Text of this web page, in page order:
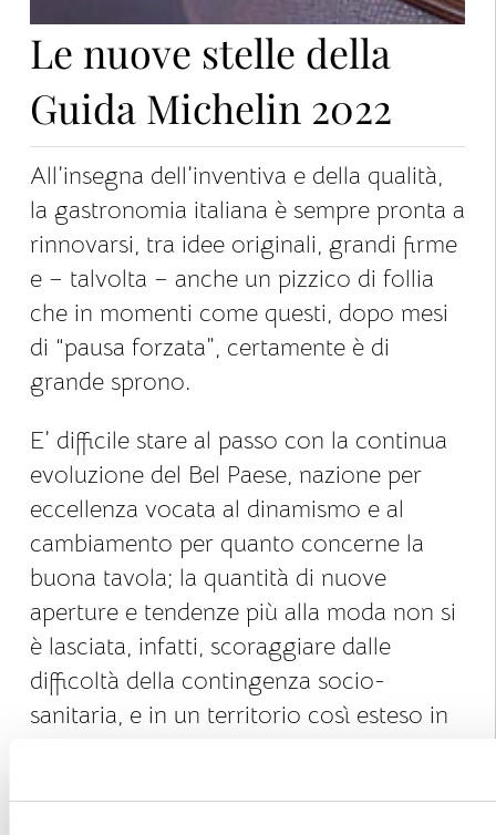
Le nuove stelle della
Guida Michelin 2022
All’insegna dell’inventiva e della qualità,
la gastronomia italiana è sempre pronta a
rinnovarsi, tra idee originali, grandi firme
e – talvolta – anche un pizzico di follia
che in momenti come questi, dopo mesi
di “pausa forzata”, certamente è di
grande sprono.
E’ difficile stare al passo con la continua
evoluzione del Bel Paese, nazione per
eccellenza vocata al dinamismo e al
cambiamento per quanto concerne la
buona tavola; la quantità di nuove
aperture e tendenze più alla moda non si
è lasciata, infatti, scoraggiare dalle
difficoltà della contingenza socio-
sanitaria, e in un territorio così esteso in